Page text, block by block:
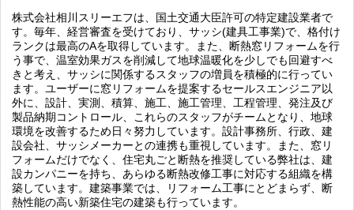
株式会社相川スリーエフは、国土交通大臣許可の特定建設業者で
す。毎年、経営審査を受けており、サッシ(建具工事業)で、格付け
ランクは最高のAを取得しています。また、断熱窓リフォームを行
う事で、温室効果ガスを削減して地球温暖化を少しでも回避すべ
きと考え、サッシに関係するスタッフの増員を積極的に行ってい
ます。ユーザーに窓リフォームを提案するセールスエンジニア以
外に、設計、実測、積算、施工、施工管理、工程管理、発注及び
製品納期コントロール、これらのスタッフがチームとなり、地球
環境を改善するため日々努力しています。設計事務所、行政、建
設会社、サッシメーカーとの連携も重視しています。また、窓リ
フォームだけでなく、住宅丸ごと断熱を推奨している弊社は、建
設カンパニーを持ち、あらゆる断熱改修工事に対応する組織を構
築しています。建築事業では、リフォーム工事にとどまらず、断
熱性能の高い新築住宅の建築も行っています。